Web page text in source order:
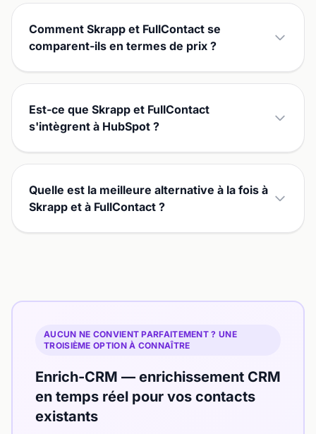
Comment Skrapp et FullContact se
comparent-ils en termes de prix ?
Est-ce que Skrapp et FullContact
s'intègrent à HubSpot ?
Quelle est la meilleure alternative à la fois à
Skrapp et à FullContact ?
AUCUN NE CONVIENT PARFAITEMENT ? UNE
TROISIÈME OPTION À CONNAÎTRE
Enrich-CRM — enrichissement CRM
en temps réel pour vos contacts
existants